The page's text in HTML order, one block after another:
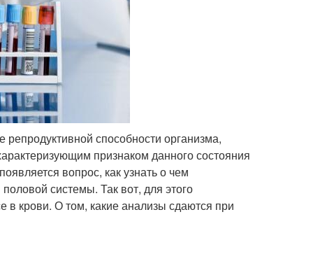
способности организма,
признаком данного состояния
вопрос, как узнать о чем
системы. Так вот, для этого
в крови. О том, какие анализы сдаются при